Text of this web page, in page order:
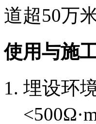
道超50万米
使用与施
埋设环